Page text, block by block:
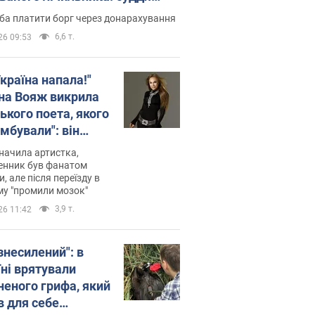
неочікуване рішення
платити борг через донарахування
09:53 6,6 т.
напала!"
Вояж викрила
поета, якого
він
російської не
тепер хоче
українців
артистка,
був фанатом
але після переїзду в
"промили мозок"
11:42 3,9 т.
в
врятували
грифа, який
для себе